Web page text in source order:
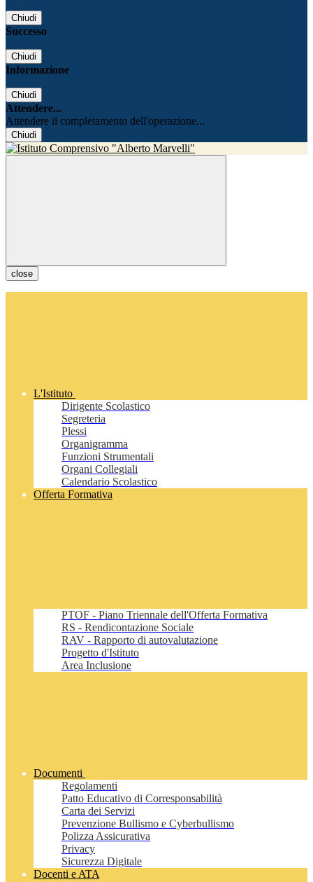
Chiudi
Successo
Chiudi
Informazione
Chiudi
Attendere...
Attendere il completamento dell'operazione...
Chiudi
close
L'Istituto
Dirigente Scolastico
Segreteria
Plessi
Organigramma
Funzioni Strumentali
Organi Collegiali
Calendario Scolastico
Offerta Formativa
PTOF - Piano Triennale dell'Offerta Formativa
RS - Rendicontazione Sociale
RAV - Rapporto di autovalutazione
Progetto d'Istituto
Area Inclusione
Documenti
Regolamenti
Patto Educativo di Corresponsabilità
Carta dei Servizi
Prevenzione Bullismo e Cyberbullismo
Polizza Assicurativa
Privacy
Sicurezza Digitale
Docenti e ATA